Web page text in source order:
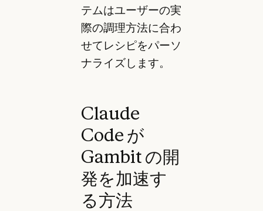
テムはユーザーの実
際の調理方法に合わ
せてレシピをパーソ
ナライズします。
Claude
Code が
Gambit の開
発を加速す
る方法